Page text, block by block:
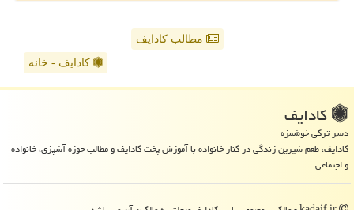
مطالب کادایف
کادایف - خانه
كادایف
دسر ترکی خوشمزه
کادایف، طعم شیرین زندگی در کنار خانواده با آموزش پخت کادایف و مطالب حوزه آشپزی، خانواده
و اجتماعی